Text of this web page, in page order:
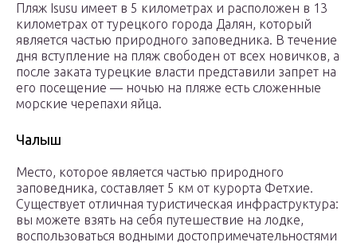
Пляж Isusu имеет в 5 километрах и расположен в 13
километрах от турецкого города Далян, который
является частью природного заповедника. В течение
дня вступление на пляж свободен от всех новичков, а
после заката турецкие власти представили запрет на
его посещение — ночью на пляже есть сложенные
морские черепахи яйца.
Чалыш
Место, которое является частью природного
заповедника, составляет 5 км от курорта Фетхие.
Существует отличная туристическая инфраструктура:
вы можете взять на себя путешествие на лодке,
воспользоваться водными достопримечательностями